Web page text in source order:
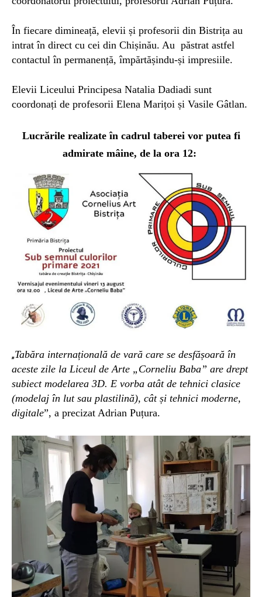
În fiecare dimineață, elevii și profesorii din Bistrița au
intrat în direct cu cei din Chișinău. Au păstrat astfel
contactul în permanență, împărtășindu-și impresiile.
Elevii Liceului Principesa Natalia Dadiadi sunt
coordonați de profesorii Elena Marițoi și Vasile Gâtlan.
Lucrările realizate în cadrul taberei vor putea fi
admirate mâine, de la ora 12:
„Tabăra internațională de vară care se desfășoară în
aceste zile la Liceul de Arte „Corneliu Baba” are drept
subiect modelarea 3D. E vorba atât de tehnici clasice
(modelaj în lut sau plastilină), cât și tehnici moderne,
digitale”, a precizat Adrian Puțura.